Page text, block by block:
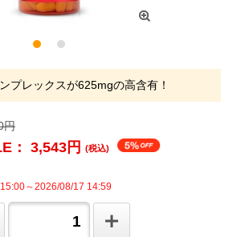
プレックスが625mgの高含有！
円
： 3,543 円 (税込)
～2026/08/17 14:59